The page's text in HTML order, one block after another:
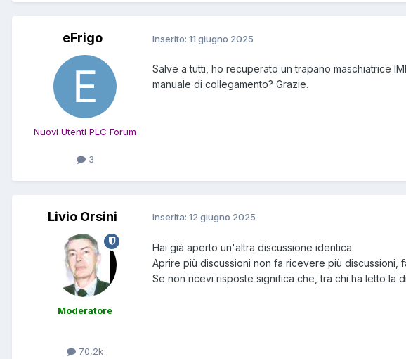
eFrigo
Nuovi Utenti PLC Forum
3
Inserito: 11 giugno 2025
Salve a tutti, ho recuperato un trapano maschiatrice
manuale di collegamento? Grazie.
Livio Orsini
Moderatore
70,2k
Inserita: 12 giugno 2025
Hai già aperto un'altra discussione identica.
Aprire più discussioni non fa ricevere più discussioni,
Se non ricevi risposte significa che, tra chi ha letto la